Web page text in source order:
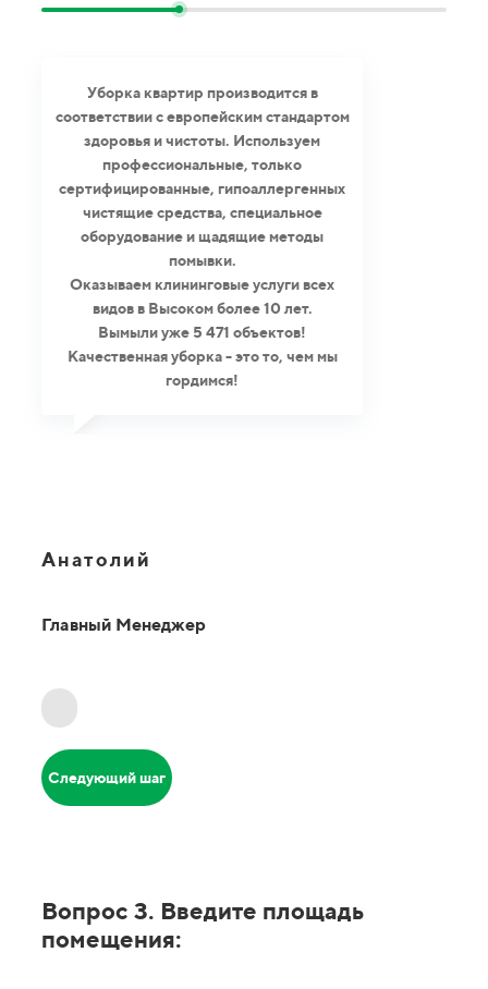
Уборка квартир производится в
соответствии с европейским стандартом
здоровья и чистоты. Используем
профессиональные, только
сертифицированные, гипоаллергенных
чистящие средства, специальное
оборудование и щадящие методы
помывки.
Оказываем клининговые услуги всех
видов в Высоком более 10 лет.
Вымыли уже 5 471 объектов!
Качественная уборка - это то, чем мы
гордимся!
Анатолий
Главный Менеджер
Следующий шаг
Вопрос 3. Введите площадь
помещения: